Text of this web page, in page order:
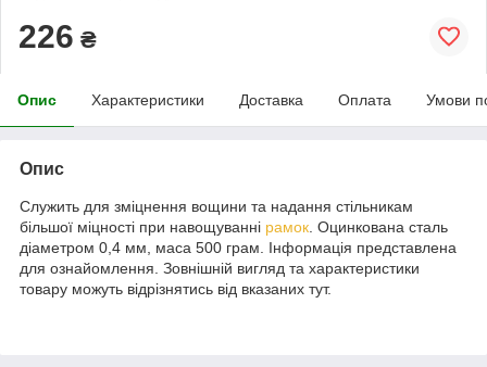
226 ₴
Опис Характеристики Доставка Оплата Умови
Опис
Служить для зміцнення вощини та надання стільникам
більшої міцності при навощуванні рамок . Оцинкована сталь
діаметром 0,4 мм, маса 500 грам. Інформація представлена
для ознайомлення. Зовнішній вигляд та характеристики
товару можуть відрізнятись від вказаних тут.